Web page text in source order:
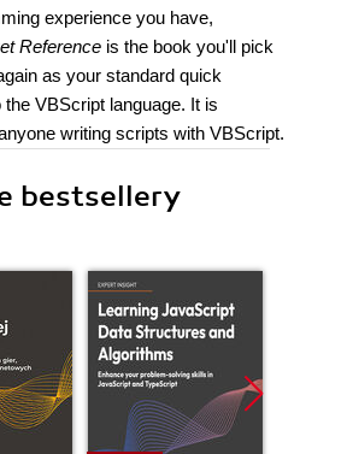
experience you have,
Reference is the book you'll pick
as your standard quick
the VBScript language. It is
writing scripts with VBScript.
bestsellery